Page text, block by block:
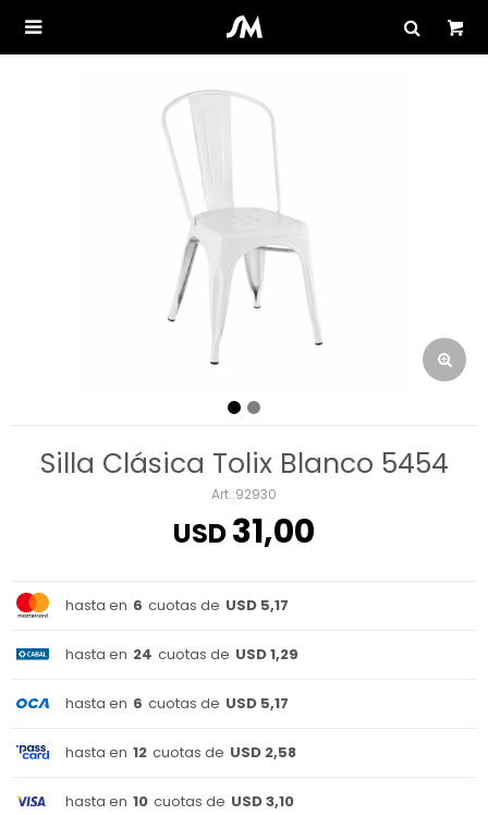

Silla Clásica Tolix Blanco 5454
92930
USD31,00
hasta en 6 cuotas de USD 5,17
hasta en 24 cuotas de USD 1,29
hasta en 6 cuotas de USD 5,17
hasta en 12 cuotas de USD 2,58
hasta en 10 cuotas de USD 3,10